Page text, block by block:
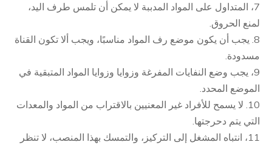
7، المتداول على المواد المدببة لا يمكن أن تلمس طرف اليد،
لمنع الحروق.
8. يجب أن يكون موضع رف المواد مناسبًا، ويجب ألا تكون القناة
مسدودة.
9، يجب وضع النفايات المفرغة وزوايا وزوايا المواد المتبقية في
الموضع المحدد.
10. لا يسمح للأفراد غير المعنيين بالاقتراب من المواد والمعدات
التي يتم دحرجتها.
11، انتباه المشغل إلى التركيز، والتمسك بهذا المنصب، لا تنظر